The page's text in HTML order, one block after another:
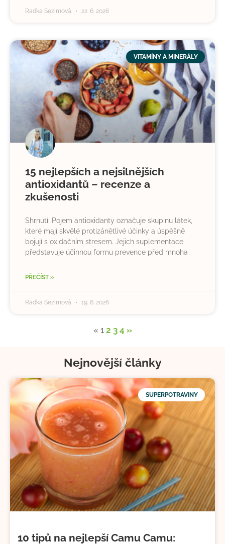
Radka Sezimová 22. 6. 2026
VITAMÍNY A MINERÁLY
15 nejlepších a nejsilnějších
antioxidantů – recenze a
zkušenosti
Shrnutí: Pojem antioxidanty označuje skupinu látek,
které mají skvělé protizánětlivé účinky a úspěšně
bojují s oxidačním stresem. Jejich suplementace
představuje účinnou formu prevence před mnoha
PŘEČÍST »
Radka Sezimová 19. 6. 2026
« 1 2 3 4 »
Nejnovější články
SUPERPOTRAVINY
10 tipů na nejlepší Camu Camu: